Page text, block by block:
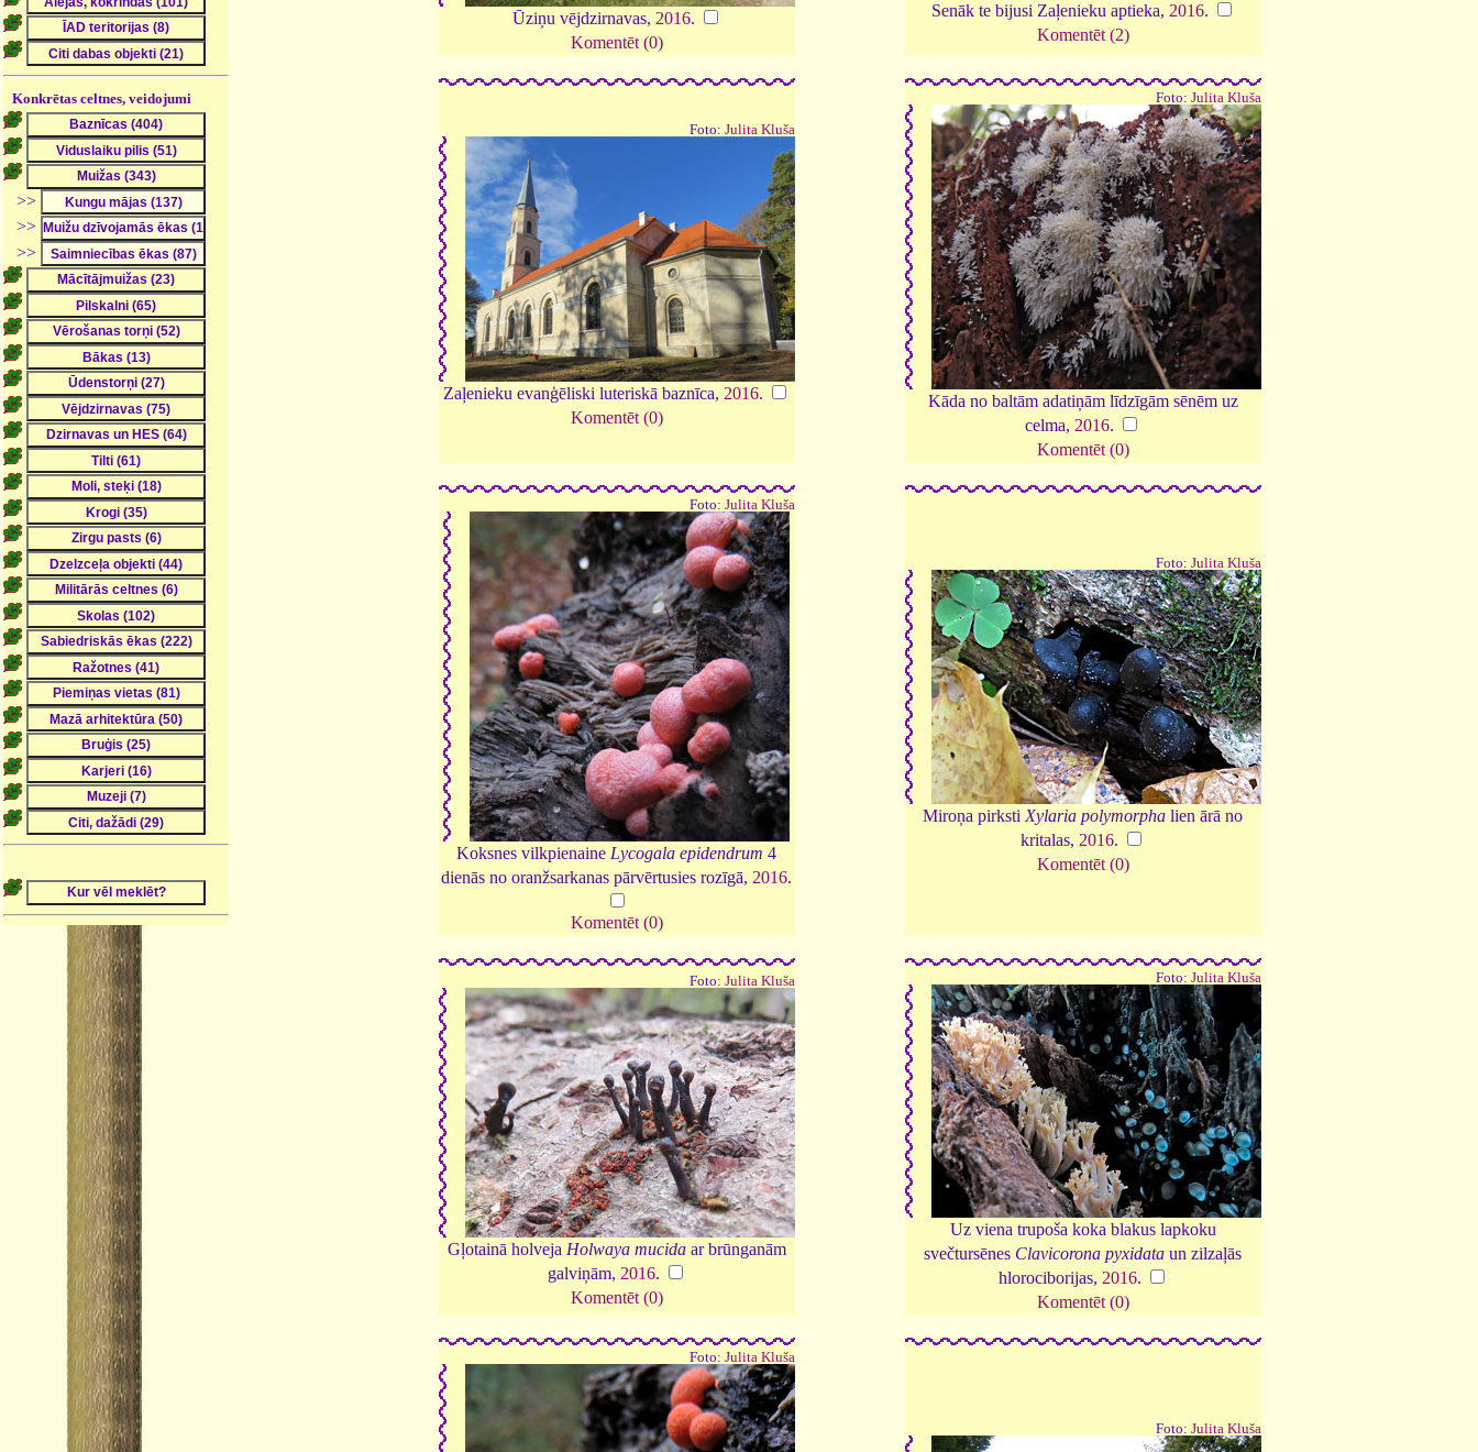
Konkrētas celtnes, veidojumi
>>
>>
>>
Ūziņu vējdzirnavas, 2016.
Komentēt (0)
Senāk te bijusi Zaļenieku aptieka, 2016.
Komentēt (2)
Foto: Julita Kluša
Zaļenieku evanģēliski luteriskā baznīca, 2016.
Komentēt (0)
Foto: Julita Kluša
Kāda no baltām adatiņām līdzīgām sēnēm uz
celma, 2016.
Komentēt (0)
Foto: Julita Kluša
Koksnes vilkpienaine Lycogala epidendrum 4
dienās no oranžsarkanas pārvērtusies rozīgā, 2016.
Komentēt (0)
Foto: Julita Kluša
Miroņa pirksti Xylaria polymorpha lien ārā no
kritalas, 2016.
Komentēt (0)
Foto: Julita Kluša
Gļotainā holveja Holwaya mucidaar brūnganām
galviņām, 2016.
Komentēt (0)
Foto: Julita Kluša
Uz viena trupoša koka blakus lapkoku
svečtursēnes Clavicorona pyxidata un zilzaļās
hlorociborijas, 2016.
Komentēt (0)
Foto: Julita Kluša
Foto: Julita Kluša